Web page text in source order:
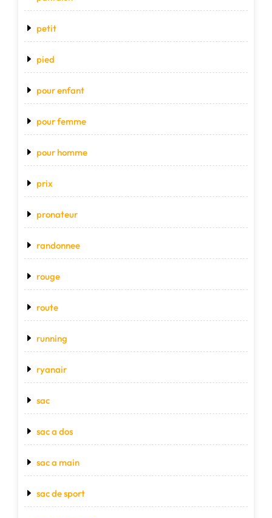
petit
pied
pour enfant
pour femme
pour homme
prix
pronateur
randonnee
rouge
route
running
ryanair
sac
sac a dos
sac a main
sac de sport